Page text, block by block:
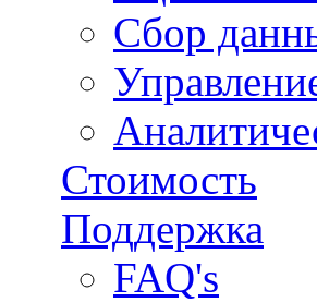
Сбор
Стоимость
Поддержка
FAQ's